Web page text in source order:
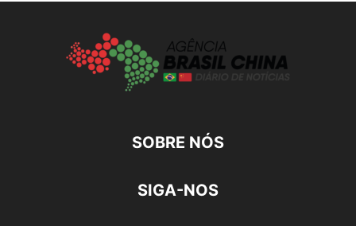
SOBRE NÓS
SIGA-NOS